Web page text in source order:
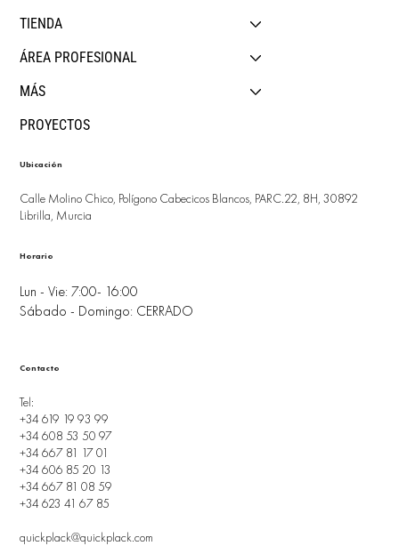
TIENDA
ÁREA PROFESIONAL
MÁS
PROYECTOS
Ubicación
Calle Molino Chico, Polígono Cabecicos Blancos, PARC.22, 8H, 30892
Librilla, Murcia
Lun - Vie: 7:00- 16:00
Sábado - Domingo: CERRADO
Horario
Tel:
+34 619 19 93 99
+34 608 53 50 97
+34 667 81 17 01
+34 606 85 20 13
+34 667 81 08 59
+34 623 41 67 85
quickplack@quickplack.com
Contacto